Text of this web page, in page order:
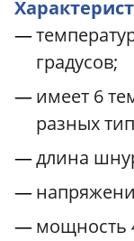
градусов;
имеет 6
разных
длина
мощность